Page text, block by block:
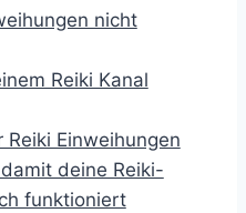
nicht
Reiki Kanal
Einweihungen
deine Reiki-
funktioniert